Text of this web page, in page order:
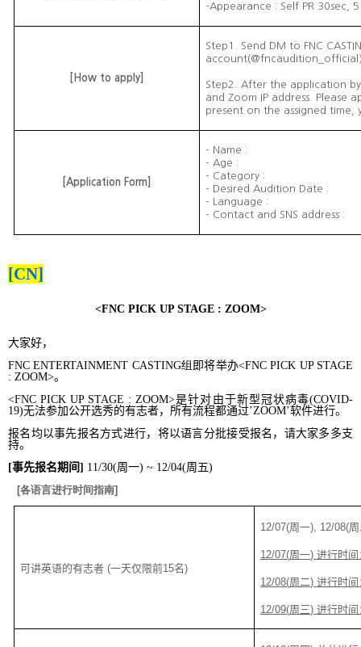
-Appearance : Self PR 30sec,
[How to apply]
Step1. Send DM to FNC
Step2. After the application by
and Zoom IP address. Please
present on the assigned time,
[Application Form]
- Name :
- Age :
- Category :
- Desired Audition Date :
- Language :
- Contact and SNS address :
[CN]
<FNC PICK UP STAGE : ZOOM>
大家好，
FNC ENTERTAINMENT CASTING组 即将举办<FNC PICK UP STAGE
: ZOOM>。
<FNC PICK UP STAGE : ZOOM>是针对由于新型冠状病毒(COVID-
19)无法参加公开选秀的有志者，所有流程都通过’ZOOM’软件进行。
报名均以事先报名方式进行，将以语言分批接受报名，请大家多多支
持。
[事先报名期间 ] 11/30(周一) ~ 12/04(周五)
[各语言进行时间指南]
可讲英语的有志者(一天仅限前15名)
12/07(周一), 12/08(
12/07(周一)进行时
12/08(周二)进行时
12/09(周三)进行时